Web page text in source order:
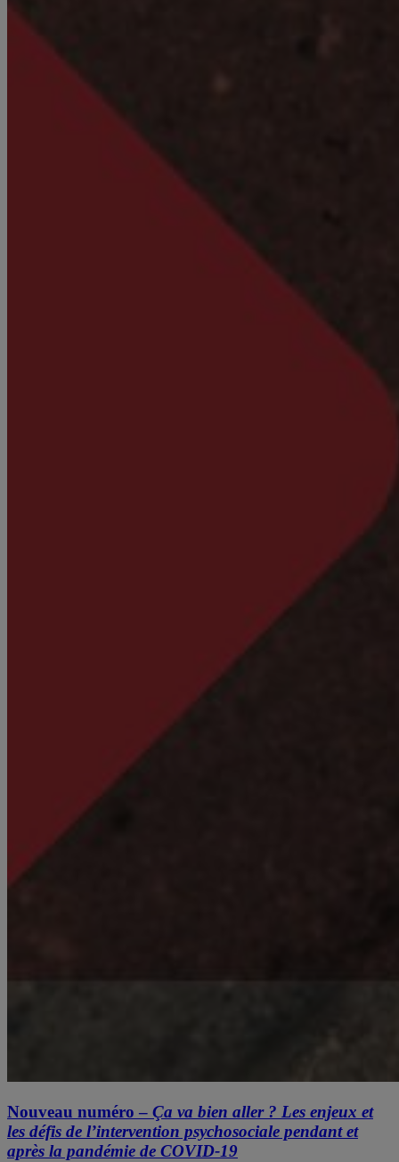
Nouveau numéro – Ça va bien aller ? Les enjeux et
les défis de l’intervention psychosociale pendant et
après la pandémie de COVID-19